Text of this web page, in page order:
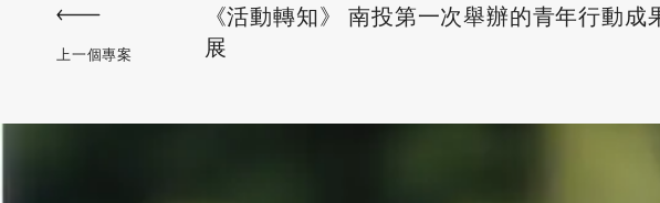
上一個專案
《活動轉知》 南投第一次舉辦的青年行動成
展